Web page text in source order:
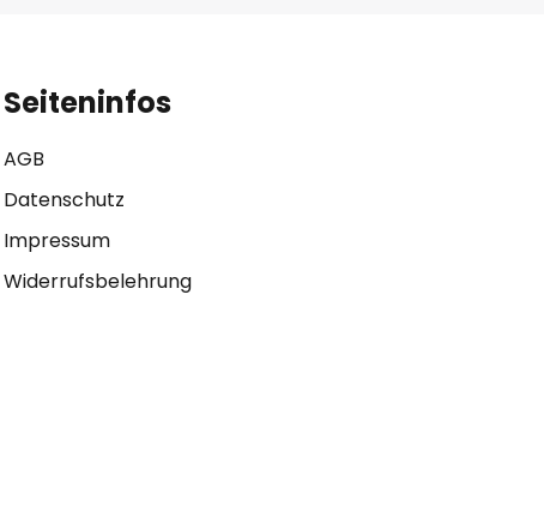
Seiteninfos
AGB
Datenschutz
Impressum
Widerrufsbelehrung